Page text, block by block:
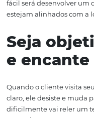
hóspede
manias. Quanto mais
no ambiente digital e
fácil será